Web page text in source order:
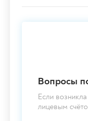
Вопросы
Если
лицевым